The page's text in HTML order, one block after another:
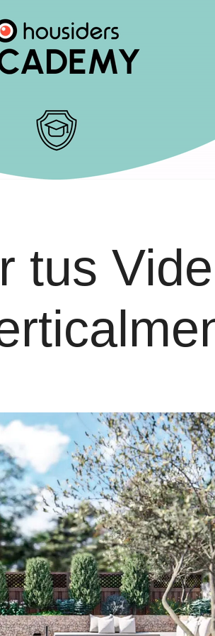
tus